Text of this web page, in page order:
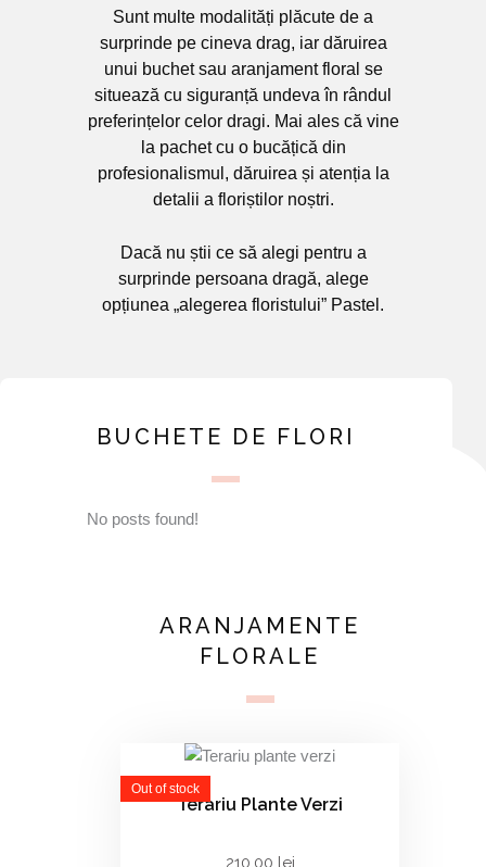
Sunt multe modalități plăcute de a
surprinde pe cineva drag, iar dăruirea
unui buchet sau aranjament floral se
situează cu siguranță undeva în rândul
preferințelor celor dragi. Mai ales că vine
la pachet cu o bucățică din
profesionalismul, dăruirea și atenția la
detalii a floriștilor noștri.
Dacă nu știi ce să alegi pentru a
surprinde persoana dragă, alege
opțiunea „alegerea floristului” Pastel.
BUCHETE DE FLORI
No posts found!
ARANJAMENTE
FLORALE
Terariu Plante Verzi
Out of stock
210.00 lei